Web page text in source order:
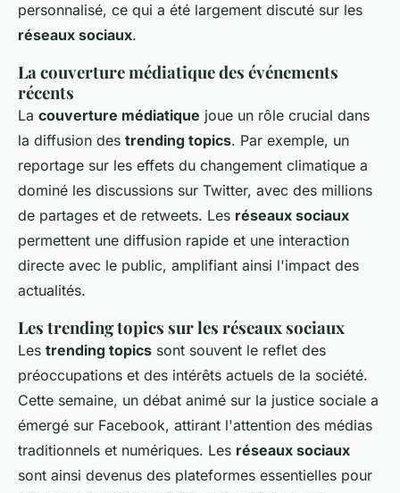
personnalisé, ce qui a été largement discuté sur les
réseaux sociaux.
La couverture médiatique des événements
récents
La couverture médiatique joue un rôle crucial dans
la diffusion des trending topics. Par exemple, un
reportage sur les effets du changement climatique a
dominé les discussions sur Twitter, avec des millions
de partages et de retweets. Les réseaux sociaux
permettent une diffusion rapide et une interaction
directe avec le public, amplifiant ainsi l'impact des
actualités.
Les trending topics sur les réseaux sociaux
Les trending topics sont souvent le reflet des
préoccupations et des intérêts actuels de la société.
Cette semaine, un débat animé sur la justice sociale a
émergé sur Facebook, attirant l'attention des médias
traditionnels et numériques. Les réseaux sociaux
sont ainsi devenus des plateformes essentielles pour